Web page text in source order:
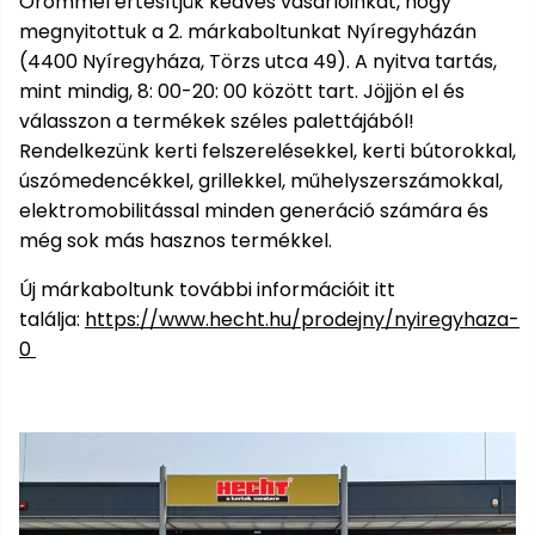
Benzinmotoros
Háromkerekű
fűnyíró
Alternáló
fűkasza
fűnyíró
Tartozékok
Szegélynyíró
Fűkasza
Kapálógép
ACCU
Program
HECHT
1278
akku
program
HECHT
6260
akku
program
Kerti
Kerti
házak
Lámpák
Napernyők
Napozó
Székek,
rönkhasítóktartozékok
Tömlők
Tömlőkocsik,
tömlőtartók
Tartozékok
szivattyúkhoz
Hóeke
Hócipő
Jégtörő
Magvak
Szőtt/nem
szőtt
textíliák
Növényvédelem
Háti
permetezők
Fűrészek
Komposztálók
Metszőollók
ollók
Elektromos
hosszabbító
Barkácsgépek
Gérvágó
fűrész
Gyalugép
Sarokcsiszoló,
polírozó
Tartozékok
barkácsgépekhez
Földfúró
gépek
Betonkeverők
Kiegészítők
Védőeszközök
Fűtőberendezések
Hegesztők
HECHT
1278
akku
program
HECHT
6260
akku
program
Elektromos
járművek
buggy,
motor
Bukósisakok
Akkumulátorok
Rollerek,
hoverboardok
Bukósisakok
Méret
- XL
Medencék
és
szaunák
Robotporszívók
Hálók,
kefék,
porszívók
Vízkezelés
Tisztítószerek
Egyéb
Gyermekjátékok
Víz
alatti
robogók
Kisállat
kellékek
Kutyaházak
Nyúlketrecek
Szőrmeápolás
PROMINENT
állateledel
VIP
bónusz
megnyitottuk a 2. márkaboltunkat Nyíregyházán
(4400 Nyíregyháza, Törzs utca 49). A nyitva tartás,
mint mindig, 8: 00-20: 00 között tart. Jöjjön el és
válasszon a termékek széles palettájából!
Rendelkezünk kerti felszerelésekkel, kerti bútorokkal,
úszómedencékkel, grillekkel, műhelyszerszámokkal,
elektromobilitással minden generáció számára és
még sok más hasznos termékkel.
Új márkaboltunk további információit itt
találja: https://www.hecht.hu/prodejny/nyiregyhaza-
0